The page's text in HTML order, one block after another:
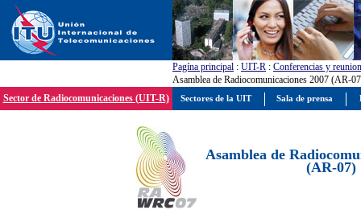
Pagína principal : UIT-R : Conferencias y
Asamblea de Radiocomunicaciones 2007 (AR-
Sector de Radiocomunicaciones (UIT-R)
Asamblea de
(AR-07)
Sectores de la UIT Sala de prensa